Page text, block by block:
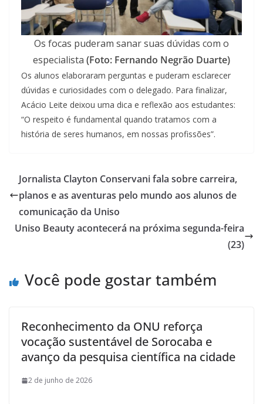
Os focas puderam sanar suas dúvidas com o
especialista (Foto: Fernando Negrão Duarte)
Os alunos elaboraram perguntas e puderam esclarecer
dúvidas e curiosidades com o delegado. Para finalizar,
Acácio Leite deixou uma dica e reflexão aos estudantes:
“O respeito é fundamental quando tratamos com a
história de seres humanos, em nossas profissões”.
Jornalista Clayton Conservani fala sobre carreira,
planos e as aventuras pelo mundo aos alunos de
comunicação da Uniso
Uniso Beauty acontecerá na próxima segunda-feira
(23)
Você pode gostar também
Reconhecimento da ONU reforça
vocação sustentável de Sorocaba e
avanço da pesquisa científica na cidade
2 de junho de 2026